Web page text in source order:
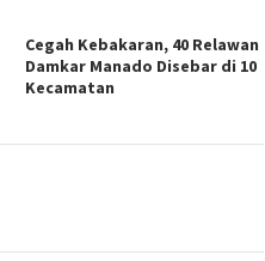
Cegah Kebakaran, 40 Relawan
Damkar Manado Disebar di 10
Kecamatan